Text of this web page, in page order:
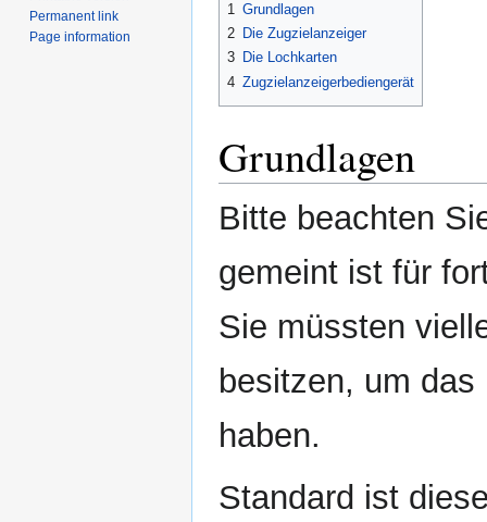
1 Grundlagen
2 Die Zugzielanzeiger
3 Die Lochkarten
4 Zugzielanzeigerbediengerät
Grundlagen
Bitte beachten
gemeint ist für
Sie müssten
besitzen, um
haben.
Standard ist
Permanent link
Page information